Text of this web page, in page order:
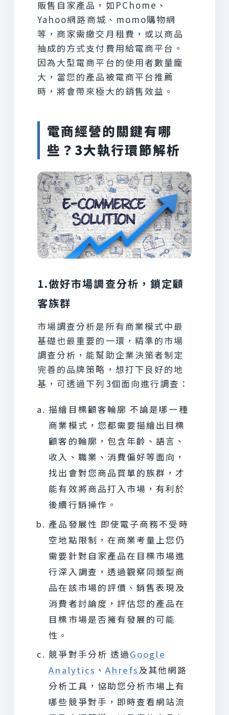
販售自家產品，如PChome、
Yahoo網路商城、momo購物網
等，商家需繳交月租費，或以商品
抽成的方式支付費用給電商平台。
因為大型電商平台的使用者數量龐
大，當您的產品被電商平台推薦
時，將會帶來極大的銷售效益。
電商經營的關鍵有哪
些？3大執行環節解析
1.做好市場調查分析，鎖定顧
客族群
市場調查分析是所有商業模式中最
基礎也最重要的一環，精準的市場
調查分析，能幫助企業決策者制定
完善的品牌策略，想打下良好的地
基，可透過下列3個面向進行調查：
描繪目標顧客輪廓 不論是哪一種
商業模式，您都需要描繪出目標
顧客的輪廓，包含年齡、語言、
收入、職業、消費偏好等面向，
找出會對您商品買單的族群，才
能有效將商品打入市場，有利於
後續行銷操作。
產品發展性 即使電子商務不受時
空地點限制，在商業考量上您仍
需要針對自家產品在目標市場進
行深入調查，透過觀察同類型商
品在該市場的評價、銷售表現及
消費者討論度，評估您的產品在
目標市場是否擁有發展的可能
性。
競爭對手分析 透過Google
Analytics 、Ahrefs及其他網路
分析工具，協助您分析市場上有
哪些競爭對手，即時查看網站流